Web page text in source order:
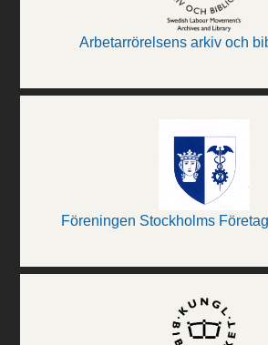
Arbetarrörelsens arkiv och
Föreningen Stockholms